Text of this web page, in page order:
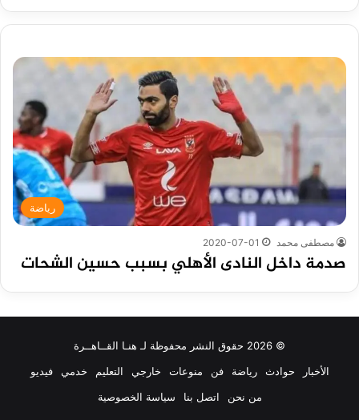
رياضة
مصطفى محمد 2020-07-01
صدمة داخل النادى الأهلي بسبب حسين الشحات
© 2026 حقوق النشر محفوظة لـ هنـا القــاهــرة
الأخبار
حوادث رياضة فن منوعات خارجي التعليم خدمي
فيديو
من نحن
اتصل بنا سياسة الخصوصية